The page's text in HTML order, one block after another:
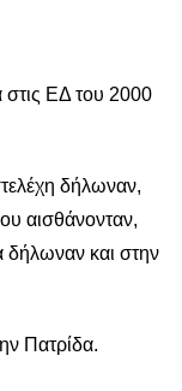
ΕΔ του 2000
δήλωναν,
αισθάνονταν,
δήλωναν και στην
Πατρίδα.